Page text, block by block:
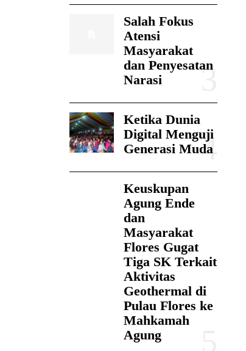
Salah Fokus
Atensi
Masyarakat
dan Penyesatan
Narasi
Ketika Dunia
Digital Menguji
Generasi Muda
Keuskupan
Agung Ende
dan
Masyarakat
Flores Gugat
Tiga SK Terkait
Aktivitas
Geothermal di
Pulau Flores ke
Mahkamah
Agung